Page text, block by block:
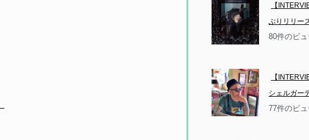
【
ぶりリリー
80件のビュ
【
シェルガー
77件のビュ